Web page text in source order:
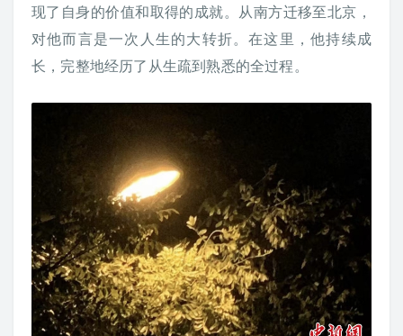
现了自身的价值和取得的成就。从南方迁移至北京，
对他而言是一次人生的大转折。在这里，他持续成
长，完整地经历了从生疏到熟悉的全过程。